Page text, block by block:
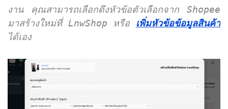
งาน คุณสามารถเลือกดึงหัวข้อตัวเลือกจาก Shopee
มาสร้างใหม่ที่ LnwShop หรือ
เพิ่มหัวข้อข้อมูลสินค้า
ได้เอง